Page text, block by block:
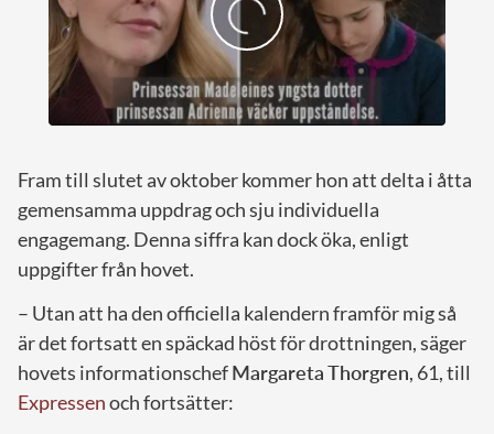
Fram till slutet av oktober kommer hon att delta i åtta
gemensamma uppdrag och sju individuella
engagemang. Denna siffra kan dock öka, enligt
uppgifter från hovet.
– Utan att ha den officiella kalendern framför mig så
är det fortsatt en späckad höst för drottningen, säger
hovets informationschefMargareta Thorgren, 61, till
Expressenoch fortsätter: